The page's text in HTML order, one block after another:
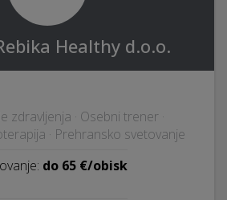
Healthy d.o.o.
zdravljenja · Osebni trener ·
· Prehransko svetovanje
do 65 €/obisk